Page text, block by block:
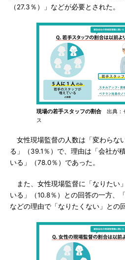
（27.3％）」などが必要とされた。
現場の若手スタッフの割合 出典：
ス
女性現場監督の人数は「変わらな
る」（39.1％）で、理由は「会社が
いる」（78.0％）であった。
また、女性現場監督に「なりたい
いる」（10.8％）との回答の一方、
などの理由で「なりたくない」との